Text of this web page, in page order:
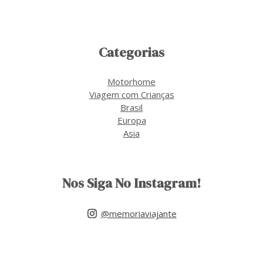
Categorias
Motorhome
Viagem com Crianças
Brasil
Europa
Asia
Nos Siga No Instagram!
@memoriaviajante